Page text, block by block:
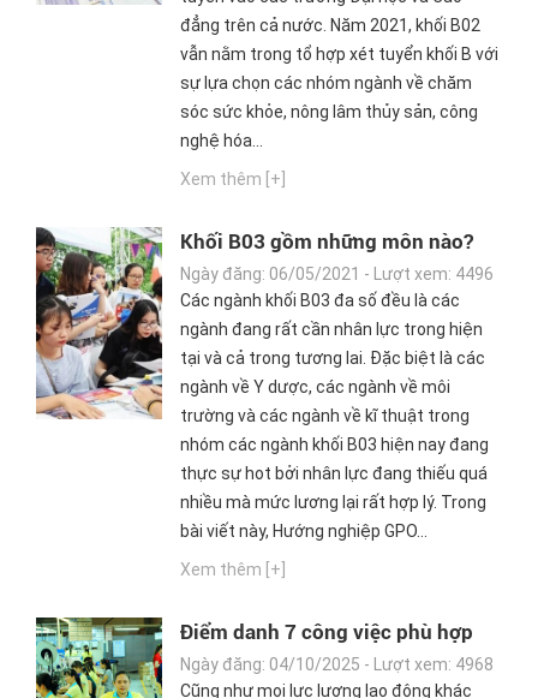
đẳng trên cả nước. Năm 2021, khối B02
vẫn nằm trong tổ hợp xét tuyển khối B với
sự lựa chọn các nhóm ngành về chăm
sóc sức khỏe, nông lâm thủy sản, công
nghệ hóa...
Xem thêm [+]
Khối B03 gồm những môn nào?
Khối B03 gồm những ngành nào?
Ngày đăng: 06/05/2021 - Lượt xem: 4496
Các ngành khối B03 đa số đều là các
ngành đang rất cần nhân lực trong hiện
tại và cả trong tương lai. Đặc biệt là các
ngành về Y dược, các ngành về môi
trường và các ngành về kĩ thuật trong
nhóm các ngành khối B03 hiện nay đang
thực sự hot bởi nhân lực đang thiếu quá
nhiều mà mức lương lại rất hợp lý. Trong
bài viết này, Hướng nghiệp GPO...
Xem thêm [+]
Điểm danh 7 công việc phù hợp
với người khuyết tật
Ngày đăng: 04/10/2025 - Lượt xem: 4968
Cũng như mọi lực lượng lao động khác